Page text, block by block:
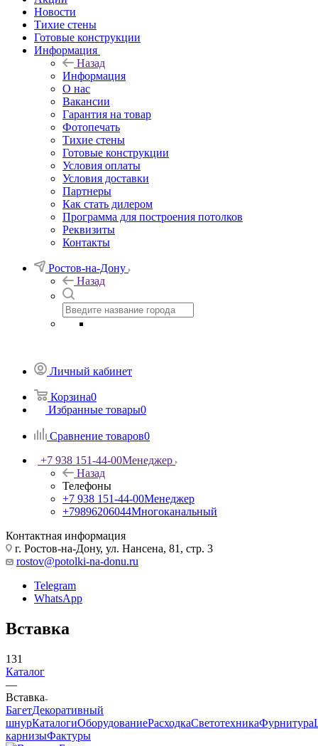
Новости
Тихие стены
Готовые конструкции
Информация
Назад
Информация
О нас
Вакансии
Гарантия на товар
Фотопечать
Тихие стены
Готовые конструкции
Условия оплаты
Условия доставки
Партнеры
Как стать дилером
Программа для построения потолков
Реквизиты
Контакты
Ростов-на-Дону
Назад
Личный кабинет
Корзина0
Избранные товары0
Сравнение товаров0
+7 938 151-44-00Менеджер
Назад
Телефоны
+7 938 151-44-00Менеджер
+79896206044Многоканальный
Контактная информация
г. Ростов-на-Дону, ул. Нансена, 81, стр. 3
rostov@potolki-na-donu.ru
Telegram
WhatsApp
Вставка
131
Каталог
—
Вставка
БагетДекоративный
шнурКаталогиОборудованиеРасходкаСветотехникаФурнитура
карнизыФактуры